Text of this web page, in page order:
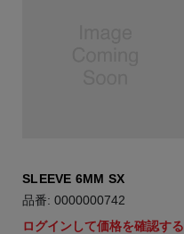
SLEEVE 6MM SX
品番: 0000000742
ログインして価格を確認する